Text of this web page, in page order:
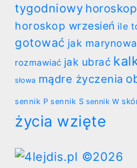
tygodniowy
horoskop wrzesień ile
gotować jak
rozmawiać jak ubrać
słowa mądre życzenia
sennik P sennik S sennik W
życia wzięte